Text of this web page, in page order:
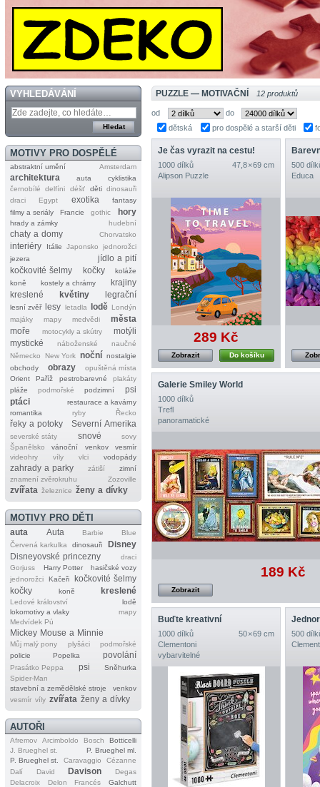
VYHLEDÁVÁNÍ
MOTIVY PRO DOSPĚLÉ
abstraktní umění Amsterdam
architektura auta
cyklistika
černobílé
delfíni déšť děti dinosauři
draci
Egypt exotika
fantasy
filmy a seriály
Francie gothic hory
hrady a zámky hudební
chaty a domy Chorvatsko
interiéry Itálie Japonsko
jednorožci
jezera
jídlo a pití
kočkovité šelmy
kočky
koláže
koně
kostely a chrámy
krajiny
kreslené
květiny legrační
lesní zvěř lesy letadla lodě Londýn
majáky
mapy medvědi
města
moře
motocykly a skútry
motýli
mystické
náboženské
naučné
Německo
New York noční nostalgie
obchody
obrazy
opuštěná místa
Orient
Paříž pestrobarevné
plakáty
pláže
podmořské podzimní
psi
ptáci
restaurace a kavárny
romantika
ryby Řecko
řeky a potoky Severní Amerika
severské státy snové
sovy
Španělsko
vánoční venkov
vesmír
videohry
víly vlci vodopády
zahrady a parky zátiší
zimní
znamení zvěrokruhu
Zozoville
zvířata železnice ženy a dívky
MOTIVY PRO DĚTI
auta Auta Barbie
Blue
Červená karkulka
dinosauři
Disney
Disneyovské princezny
draci
Gorjuss
Harry Potter
hasičské vozy
jednorožci
Kačeři
kočkovité šelmy
kočky
koně kreslené
Ledové království
lodě
lokomotivy a vlaky
mapy
Medvídek Pú
Mickey Mouse a Minnie
Můj malý pony plyšáci
podmořské
policie
Popelka povolání
Prasátko Peppa psi
Sněhurka
Spider‐Man
stavební a zemědělské stroje
venkov
vesmír víly zvířata ženy a dívky
AUTOŘI
Afremov Arcimboldo Bosch
Botticelli
J. Brueghel st.
P. Brueghel ml.
P. Brueghel st.
Caravaggio
Cézanne
Dalí
David Davison
Degas
Delacroix
Delon Francés
Galchutt
PUZZLE — MOTIVAČNÍ 12 produktů
od
do
dětská
pro dospělé a starší děti
Je čas vyrazit na cestu!
1000 dílků
47,8 × 69 cm
Alipson Puzzle
289 Kč
Do košíku
Zobrazit
500
Educa
Galerie Smiley World
1000 dílků
Trefl
panoramatické
189 Kč
Zobrazit
Buďte kreativní
1000 dílků
50 × 69 cm
Clementoni
vybarvitelné
500